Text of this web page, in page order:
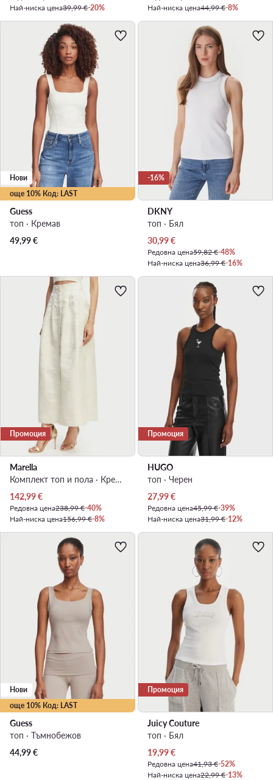
Най-ниска цена39,99 €-20%
Най-ниска цена44,99 €-8%
още 10% Код: LAST
Нови
Guess
топ · Кремав
49,99€
-16%
DKNY
топ · Бял
Актуална цена
30,99€
Редовна цена59,82 €-48%
Най-ниска цена36,99 €-16%
Промоция
Marella
Комплект топ и пола · Кремав · Макси
Актуална цена
142,99€
Редовна цена238,99 €-40%
Най-ниска цена156,99 €-8%
Промоция
HUGO
топ · Черен
Актуална цена
27,99€
Редовна цена45,99 €-39%
Най-ниска цена31,99 €-12%
още 10% Код: LAST
Нови
Guess
топ · Тъмнобежов
44,99€
Промоция
Juicy Couture
топ · Бял
Актуална цена
19,99€
Редовна цена41,93 €-52%
Най-ниска цена22,99 €-13%